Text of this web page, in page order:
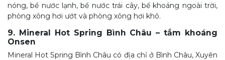
nóng, bể nước lạnh, bể nước trái cây, bể khoáng ngoài trời,
phòng xông hơi ướt và phòng xông hơi khô.
9. Mineral Hot Spring Bình Châu – tắm khoáng
Onsen
Mineral Hot Spring Bình Châu có địa chỉ ở Bình Châu, Xuyên